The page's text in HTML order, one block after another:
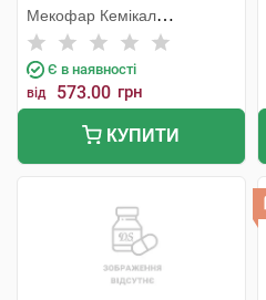
Мекофар Кемікал
Фармасьютікал Джоінт - Сток
Компані
Є в наявності
від 573.00 грн
КУПИТИ